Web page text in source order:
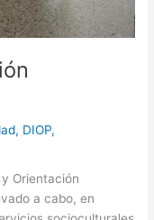
, DIOP,
Orientación
a cabo, en